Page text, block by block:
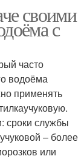
своими
с
часто
водоёма
применять
сроки службы
– более
или